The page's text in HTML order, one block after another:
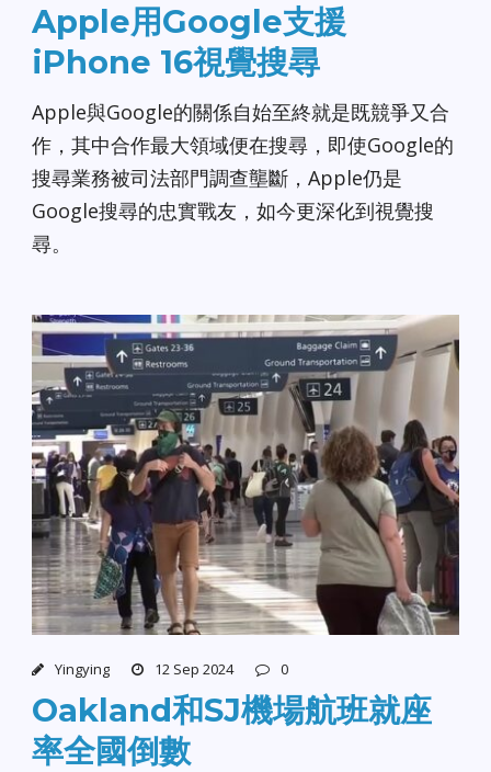
Apple用Google支援
iPhone 16視覺搜尋
Apple與Google的關係自始至終就是既競爭又合
作，其中合作最大領域便在搜尋，即使Google的
搜尋業務被司法部門調查壟斷，Apple仍是
Google搜尋的忠實戰友，如今更深化到視覺搜
尋。
Yingying 12 Sep 2024 0
Oakland和SJ機場航班就座
率全國倒數